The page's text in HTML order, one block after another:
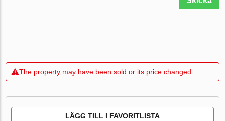
The property may have been sold or its price changed
LÄGG TILL I FAVORITLISTA